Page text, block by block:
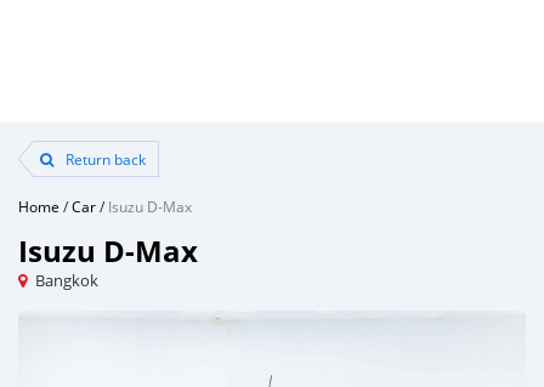
Return back
Home /Car/Isuzu D-Max
Isuzu D-Max
Bangkok